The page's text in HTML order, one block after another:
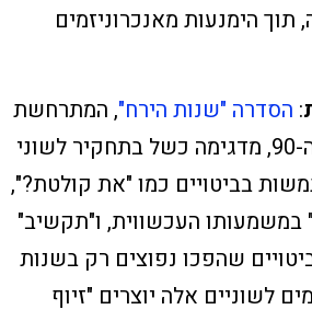
תוך הימנעות מאנכרוניזמים
: הסדרה "שנות הירח", המתרחשת
בישראל של שנות ה-90, מדגימה כשל בתחקיר לשוני
בביטויים כמו "את קולטת?",
במשמעותו העכשווית, ו"תקשיב"
שהפכו נפוצים רק בשנות
לשוניים אלה יוצרים "זיוף